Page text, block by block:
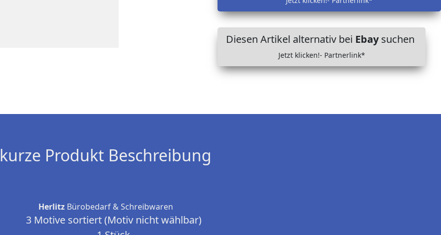
Diesen Artikel alternativ bei Ebaysuchen
Jetzt klicken!- Partnerlink*
kurze Produkt Beschreibung
HerlitzBürobedarf & Schreibwaren
3 Motive sortiert (Motiv nicht wählbar)